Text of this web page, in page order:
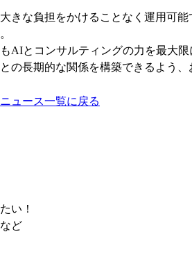
きな負担をかけることなく運用可
AIとコンサルティングの力を最大
の長期的な関係を構築できるよう
ニュース一覧に戻る
い！
ど